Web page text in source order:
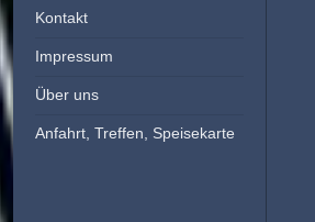
Kontakt
Impressum
Über uns
Anfahrt, Treffen, Speisekarte